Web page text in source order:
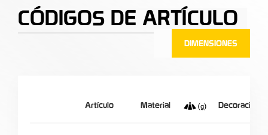
CÓDIGOS DE ARTÍCULO
DIMENSIONES
Artículo Material Decoración